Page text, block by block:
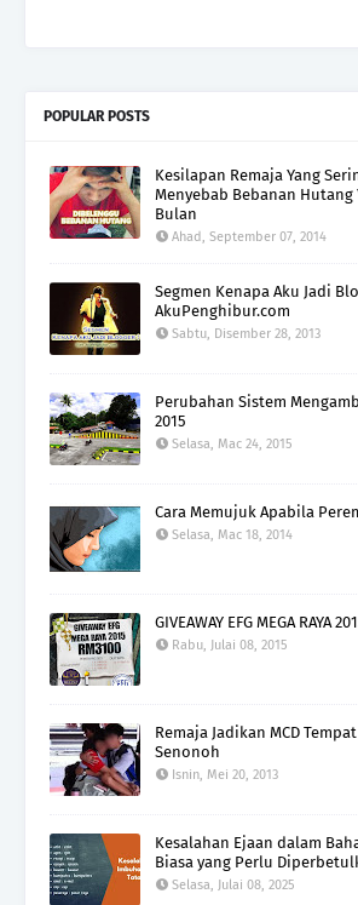
POPULAR POSTS
Kesilapan Remaja Yang
Menyebab Bebanan Hutang
Bulan
Ahad, September 07, 2014
Segmen Kenapa Aku Jadi
AkuPenghibur.com
Sabtu, Disember 28, 2013
Perubahan Sistem
2015
Selasa, Mac 24, 2015
Cara Memujuk Apabila
Selasa, Mac 18, 2014
GIVEAWAY EFG MEGA RAYA
Rabu, Julai 08, 2015
Remaja Jadikan MCD
Senonoh
Isnin, Mei 20, 2013
Kesalahan Ejaan dalam
Biasa yang Perlu
Selasa, Julai 08, 2025